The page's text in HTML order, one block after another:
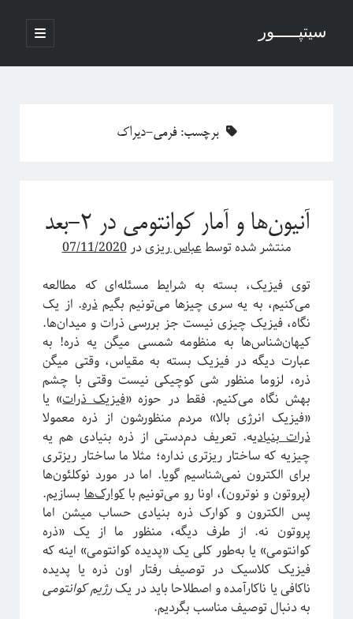
سیتپـــــور
باز
کردن
اصلی
نوار
درباره سامانه‌های پیچیده
منظور ما از پدیدارگی یا امرجنس در سیستم‌های پیچیده چیه؟
فلسفه ترکیب یا فرایند مکانیکی خلق یک اثر هنری
پاره شدن نخ‌های واسطه بین چند جرم آویزان
آخرین دیدگاه‌ها
فریبادرانتگرال لبگ
فاطمهدرچهارسال فیزیک!
م. ع.درچهارسال فیزیک!
عباس ریزیدر چهارسال فیزیک!
م. ع.درچهارسال فیزیک!
پر بازدیدترین نوشته‌ها
«روایتگری در علم»
چهارسال فیزیک!
پرسش‌های یک دانشجوی فیزیک!
لیسانس فیزیک با بیژامه!
جزر و مد چه جوری کار می‌کنه؟!
برچسب:فرمی-دیراک
آنیون‌ها و آمار کوانتومی در ۲-بعد
منتشر شده توسطعباس ریزیدر07/11/2020
توی فیزیک، بسته به شرایط مسئله‌ای که مطالعه
می‌کنیم، به یه سری چیزها می‌تونیم بگیمذره. از یک
نگاه، فیزیک چیزی نیست جز بررسی ذرات و میدان‌ها.
کیهان‌شناس‌ها به منظومه شمسی میگن یه ذره! به
عبارت دیگه در فیزیک بسته به مقیاس، وقتی میگن
ذره، لزوما منظور شی کوچیکی نیست وقتی با چشم
بهش نگاه می‌کنیم. فقط در حوزه «فیزیک ذرات» یا
«فیزیک انرژی بالا» مردم منظورشون از ذره معمولا
ذرات بنیادیه. تعریف دم‌دستی از ذره بنیادی هم یه
چیزیه که ساختار ریزتری نداره؛ مثلا ما ساختار ریزتری
برای الکترون نمی‌شناسیم گویا. اما در مورد نوکلئون‌ها
(پروتون و نوترون)، اونا رو می‌تونیم با کوارک‌هابسازیم.
پس الکترون و کوارک ذره بنیادی حساب میشن اما
پروتون نه. از طرف دیگه، منظور ما از یک «ذره
کوانتومی» یا به‌طور کلی یک «پدیده کوانتومی» اینه که
فیزیک کلاسیک در توصیف رفتار اون ذره یا پدیده
ناکافی یا ناکارآمده و اصطلاحا باید در یکرژیم کوانتومی
به دنبال توصیف مناسب بگردیم.